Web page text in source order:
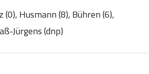
(0), Husmann (8), Bühren (6),
Jürgens (dnp)